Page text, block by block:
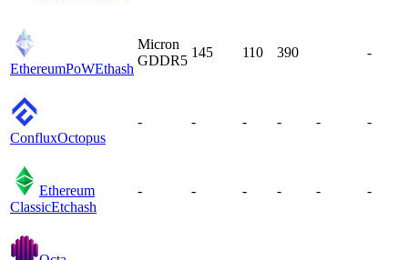
EthereumPoWEthash
Micron
GDDR5
145 110 390 -
ConfluxOctopus
- - - - - -
Ethereum
ClassicEtchash
- - - - - -